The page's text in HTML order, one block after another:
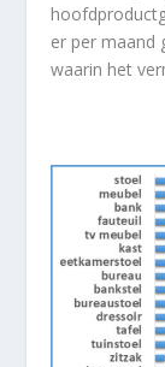
er per maand
waarin het